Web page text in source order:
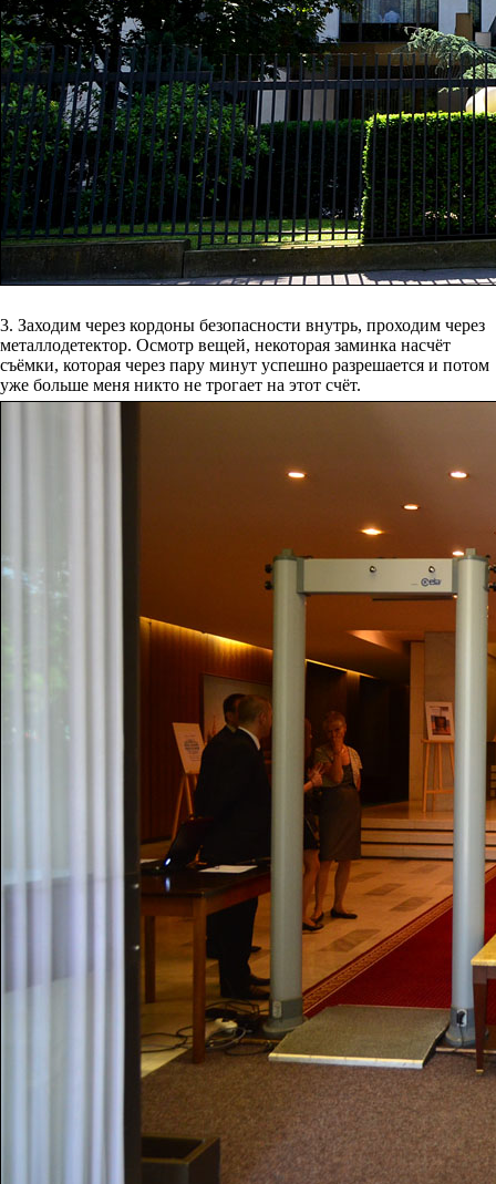
3. Заходим через кордоны безопасности внутрь, проходим через
металлодетектор. Осмотр вещей, некоторая заминка насчёт
съёмки, которая через пару минут успешно разрешается и потом
уже больше меня никто не трогает на этот счёт.